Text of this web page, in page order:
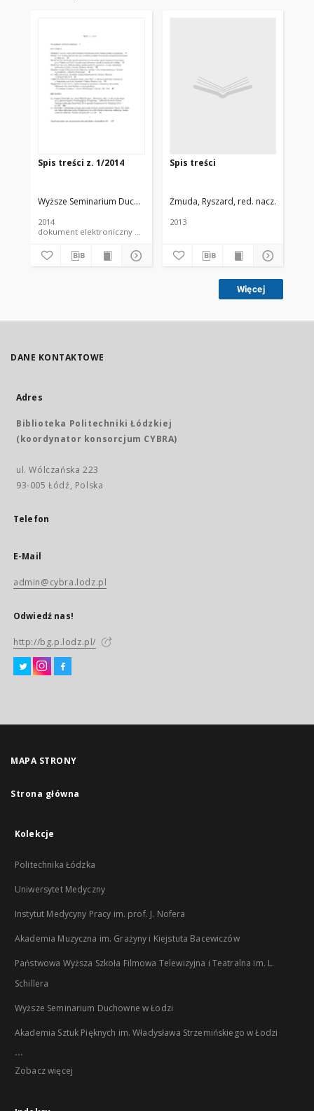
Spis treści z. 1/2014
Wyższe Seminarium Duchowne w Łodzi
2014
dokument elektroniczny czasopismo
Spis treści
Żmuda, Ryszard, red. nacz.
2013
Więcej
DANE KONTAKTOWE
Adres
Biblioteka Politechniki Łódzkiej
(koordynator konsorcjum CYBRA)
ul. Wólczańska 223
93-005 Łódź, Polska
Telefon
E-Mail
admin@cybra.lodz.pl
Odwiedź nas!
http://bg.p.lodz.pl/
MAPA STRONY
Strona główna
Kolekcje
Politechnika Łódzka
Uniwersytet Medyczny
Instytut Medycyny Pracy im. prof. J. Nofera
Akademia Muzyczna im. Grażyny i Kiejstuta Bacewiczów
Państwowa Wyższa Szkoła Filmowa Telewizyjna i Teatralna im. L.
Schillera
Wyższe Seminarium Duchowne w Łodzi
Akademia Sztuk Pięknych im. Władysława Strzemińskiego w Łodzi
...
Zobacz więcej